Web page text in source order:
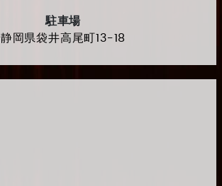
駐車場
静岡県袋井高尾町13-18